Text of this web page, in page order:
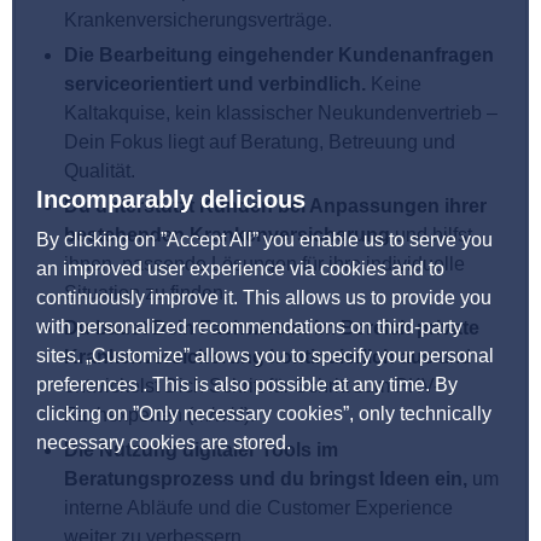
Incomparably delicious
By clicking on ”Accept All” you enable us to serve you
an improved user experience via cookies and to
continuously improve it. This allows us to provide you
with personalized recommendations on third-party
sites. „Customize” allows you to specify your personal
preferences . This is also possible at any time. By
clicking on ”Only necessary cookies”, only technically
necessary cookies are stored.
Krankenversicherungsverträge.
Die Bearbeitung eingehender Kundenanfragen
serviceorientiert und verbindlich. Keine
Kaltakquise, kein klassischer Neukundenvertrieb –
Dein Fokus liegt auf Beratung, Betreuung und
Qualität.
Du unterstützt Kunden bei Anpassungen ihrer
bestehenden Krankenversicherungund hilfst
ihnen, passende Lösungen für ihre individuelle
Situation zu finden.
Du baust Dein Fachwissen im Bereich private
Krankenversicherung kontinuierlich ausund
entwickelst Dich Schritt für Schritt zum PKV-
Fachexperten (m/w/d).
Die Nutzung digitaler Tools im
Beratungsprozess und du bringst Ideen ein, um
interne Abläufe und die Customer Experience
weiter zu verbessern.